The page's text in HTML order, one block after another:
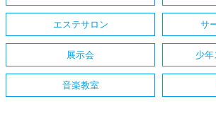
エステサロン サ
展示会 少
音楽教室